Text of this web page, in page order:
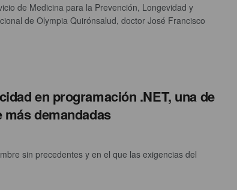
de Medicina para la Prevención, Longevidad y
de Olympia Quirónsalud, doctor José Francisco
en programación .NET, una de
demandadas
sin precedentes y en el que las exigencias del